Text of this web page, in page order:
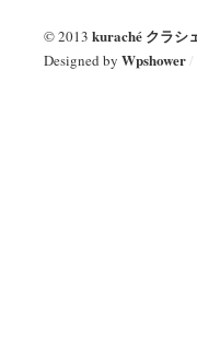
© 2013 kuraché クラシ
Designed by Wpshower/